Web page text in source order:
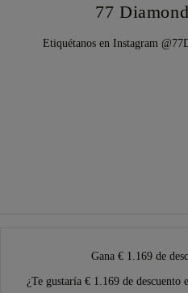
77
Etiquétanos en Instagram
Gana € 1.169 de
¿Te gustaría € 1.169 de descuento